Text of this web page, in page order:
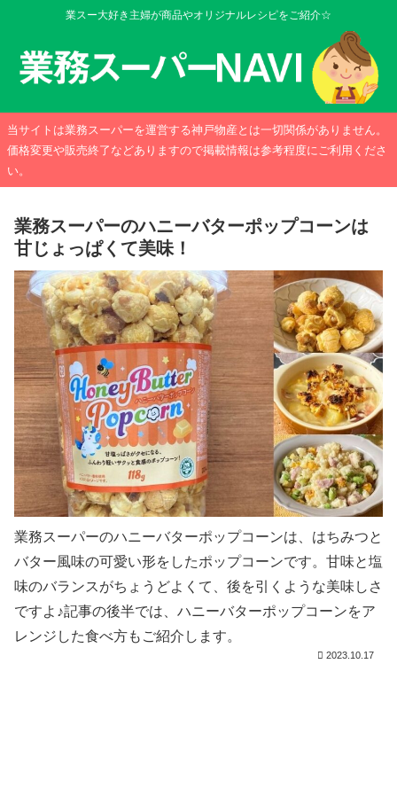
業スー大好き主婦が商品やオリジナルレシピをご紹介☆
当サイトは業務スーパーを運営する神戸物産とは一切関係がありません。
価格変更や販売終了などありますので掲載情報は参考程度にご利用くださ
い。
業務スーパーのハニーバターポップコーンは
甘じょっぱくて美味！
業務スーパーのハニーバターポップコーンは、はちみつと
バター風味の可愛い形をしたポップコーンです。甘味と塩
味のバランスがちょうどよくて、後を引くような美味しさ
ですよ♪記事の後半では、ハニーバターポップコーンをア
レンジした食べ方もご紹介します。
2023.10.17